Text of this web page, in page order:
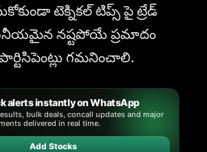
టెక్నికల్ టిప్స్ పై ట్రేడ్
నష్టపోయే ప్రమాదం
గమనించాలి.
alerts instantly on WhatsApp
bulk deals, concall updates and major
delivered in real time.
Add Stocks